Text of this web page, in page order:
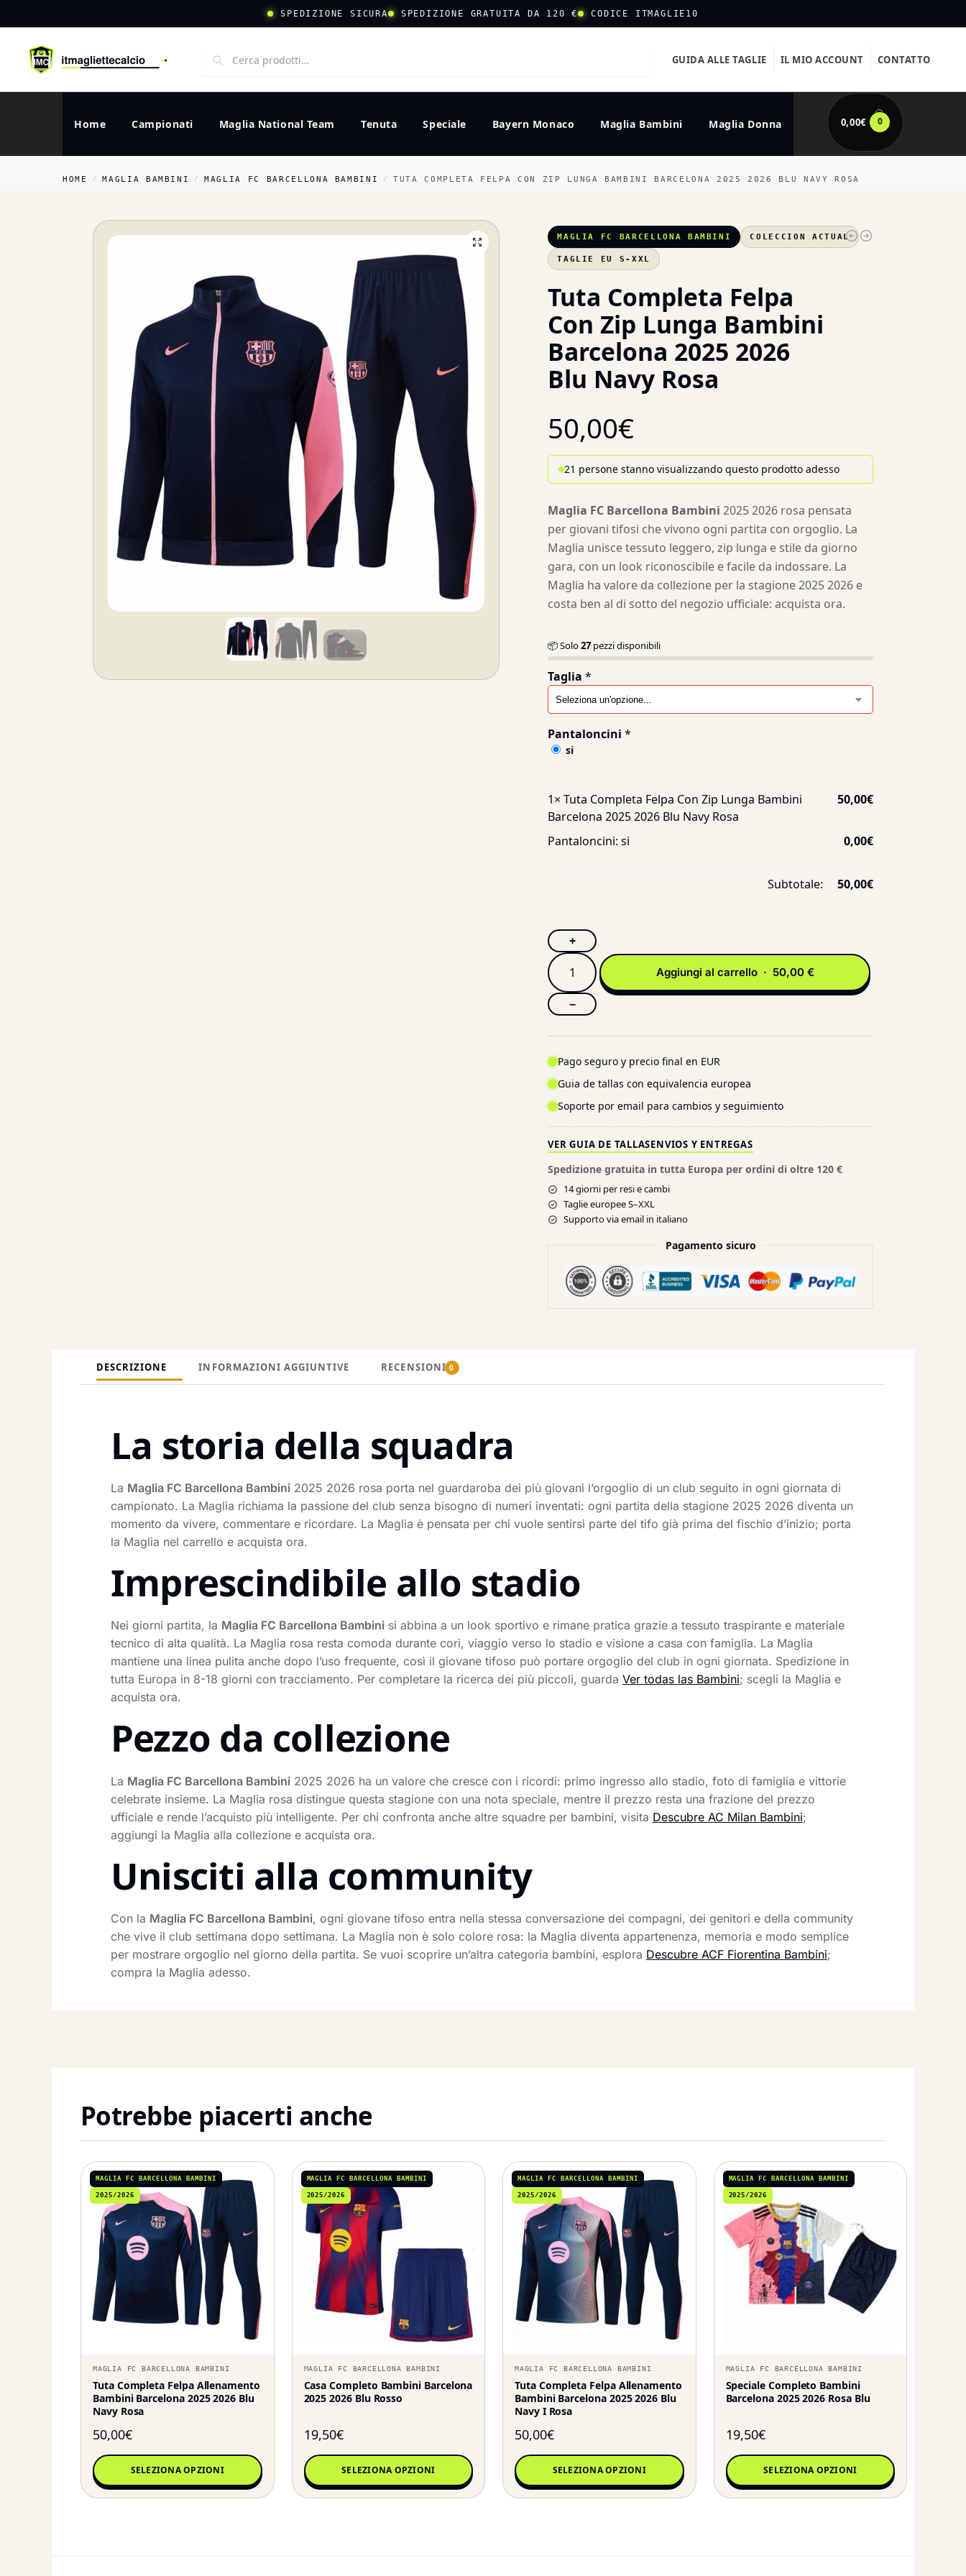
SPEDIZIONE SICURA SPEDIZIONE GRATUITA DA 120 € CODICE ITMAGLIE10
GUIDA ALLE TAGLIE IL MIO ACCOUNT CONTATTO
Home Campionati Maglia National Team Tenuta Speciale Bayern Monaco Maglia Bambini Maglia Donna 0,00€ 0
HOME / MAGLIA BAMBINI / MAGLIA FC BARCELLONA BAMBINI / TUTA COMPLETA FELPA CON ZIP LUNGA BAMBINI BARCELONA 2025 2026 BLU NAVY ROSA
MAGLIA FC BARCELLONA BAMBINI COLECCION ACTUAL
TAGLIE EU S-XXL
Tuta Completa Felpa
Con Zip Lunga Bambini
Barcelona 2025 2026
Blu Navy Rosa
50,00€
21 persone stanno visualizzando questo prodotto adesso
Maglia FC Barcellona Bambini 2025 2026 rosa pensata
per giovani tifosi che vivono ogni partita con orgoglio. La
Maglia unisce tessuto leggero, zip lunga e stile da giorno
gara, con un look riconoscibile e facile da indossare. La
Maglia ha valore da collezione per la stagione 2025 2026 e
costa ben al di sotto del negozio ufficiale: acquista ora.
📦 Solo27 pezzi disponibili
Taglia *
Pantaloncini *
si
1× Tuta Completa Felpa Con Zip Lunga Bambini
Barcelona 2025 2026 Blu Navy Rosa
50,00€
Pantaloncini: si 0,00€
Subtotale: 50,00€
+
−
Aggiungi al carrello · 50,00 €
Pago seguro y precio final en EUR
Guia de tallas con equivalencia europea
Soporte por email para cambios y seguimiento
VER GUIA DE TALLASENVIOS Y ENTREGAS
Spedizione gratuita in tutta Europa per ordini di oltre 120 €
14 giorni per resi e cambi
Taglie europee S–XXL
Supporto via email in italiano
Pagamento sicuro
DESCRIZIONE INFORMAZIONI AGGIUNTIVE RECENSIONI 0
La storia della squadra
La Maglia FC Barcellona Bambini2025 2026 rosa porta nel guardaroba dei più giovani l’orgoglio di un club seguito in ogni giornata di
campionato. La Maglia richiama la passione del club senza bisogno di numeri inventati: ogni partita della stagione 2025 2026 diventa un
momento da vivere, commentare e ricordare. La Maglia è pensata per chi vuole sentirsi parte del tifo già prima del fischio d’inizio; porta
la Maglia nel carrello e acquista ora.
Imprescindibile allo stadio
Nei giorni partita, la Maglia FC Barcellona Bambinisi abbina a un look sportivo e rimane pratica grazie a tessuto traspirante e materiale
tecnico di alta qualità. La Maglia rosa resta comoda durante cori, viaggio verso lo stadio e visione a casa con famiglia. La Maglia
mantiene una linea pulita anche dopo l’uso frequente, così il giovane tifoso può portare orgoglio del club in ogni giornata. Spedizione in
tutta Europa in 8-18 giorni con tracciamento. Per completare la ricerca dei più piccoli, guarda Ver todas las Bambini; scegli la Maglia e
acquista ora.
Pezzo da collezione
La Maglia FC Barcellona Bambini2025 2026 ha un valore che cresce con i ricordi: primo ingresso allo stadio, foto di famiglia e vittorie
celebrate insieme. La Maglia rosa distingue questa stagione con una nota speciale, mentre il prezzo resta una frazione del prezzo
ufficiale e rende l’acquisto più intelligente. Per chi confronta anche altre squadre per bambini, visita Descubre AC Milan Bambini;
aggiungi la Maglia alla collezione e acquista ora.
Unisciti alla community
Con la Maglia FC Barcellona Bambini, ogni giovane tifoso entra nella stessa conversazione dei compagni, dei genitori e della community
che vive il club settimana dopo settimana. La Maglia non è solo colore rosa: la Maglia diventa appartenenza, memoria e modo semplice
per mostrare orgoglio nel giorno della partita. Se vuoi scoprire un’altra categoria bambini, esplora Descubre ACF Fiorentina Bambini;
compra la Maglia adesso.
Potrebbe piacerti anche
MAGLIA FC BARCELLONA BAMBINI
2025/2026
MAGLIA FC BARCELLONA BAMBINI
Tuta Completa Felpa Allenamento
Bambini Barcelona 2025 2026 Blu
Navy Rosa
50,00€
SELEZIONA OPZIONI
MAGLIA FC BARCELLONA BAMBINI
2025/2026
MAGLIA FC BARCELLONA BAMBINI
Casa Completo Bambini Barcelona
2025 2026 Blu Rosso
19,50€
SELEZIONA OPZIONI
MAGLIA FC BARCELLONA BAMBINI
2025/2026
MAGLIA FC BARCELLONA BAMBINI
Tuta Completa Felpa Allenamento
Bambini Barcelona 2025 2026 Blu
Navy I Rosa
50,00€
SELEZIONA OPZIONI
MAGLIA FC BARCELLONA BAMBINI
2025/2026
MAGLIA FC BARCELLONA BAMBINI
Speciale Completo Bambini
Barcelona 2025 2026 Rosa Blu
19,50€
SELEZIONA OPZIONI